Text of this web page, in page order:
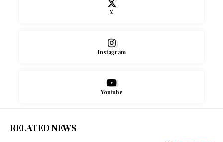
X
Instagram
Youtube
RELATED NEWS